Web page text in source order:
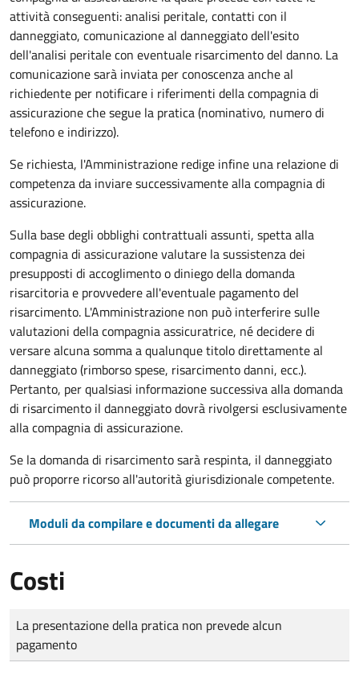
attività conseguenti: analisi peritale, contatti con il
danneggiato, comunicazione al danneggiato dell'esito
dell'analisi peritale con eventuale risarcimento del danno. La
comunicazione sarà inviata per conoscenza anche al
richiedente per notificare i riferimenti della compagnia di
assicurazione che segue la pratica (nominativo, numero di
telefono e indirizzo).
Se richiesta, l'Amministrazione redige infine una relazione di
competenza da inviare successivamente alla compagnia di
assicurazione.
Sulla base degli obblighi contrattuali assunti, spetta alla
compagnia di assicurazione valutare la sussistenza dei
presupposti di accoglimento o diniego della domanda
risarcitoria e provvedere all'eventuale pagamento del
risarcimento. L'Amministrazione non può interferire sulle
valutazioni della compagnia assicuratrice, né decidere di
versare alcuna somma a qualunque titolo direttamente al
danneggiato (rimborso spese, risarcimento danni, ecc.).
Pertanto, per qualsiasi informazione successiva alla domanda
di risarcimento il danneggiato dovrà rivolgersi esclusivamente
alla compagnia di assicurazione.
Se la domanda di risarcimento sarà respinta, il danneggiato
può proporre ricorso all'autorità giurisdizionale competente.
Moduli da compilare e documenti da allegare
Costi
Tipo di pagamento
Importo
La presentazione della pratica non prevede alcun
pagamento